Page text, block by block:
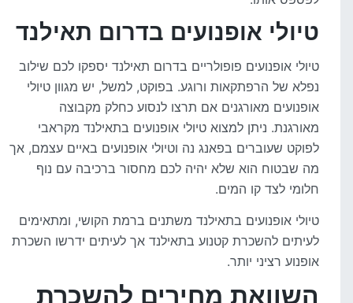
טיולי אופנועים בדרום תאילנד
טיולי אופנועים פופולריים בדרום תאילנד יספקו לכם שילוב
נפלא של הרפתקאות ורוגע. בפוקט, למשל, יש מגוון טיולי
אופנועים מאורגנים אם תרצו לנסוע כחלק מקבוצה
מאורגנת. ניתן למצוא טיולי אופנועים בתאילנד מקראבי
לפוקט שעוברים בפאנג נה וטיולי אופנועים באיים עצמם, אך
מה שבטוח הוא שלא יהיה לכם מחסור ברכיבה עם נוף
חלומי לצד קו המים.
טיולי אופנועים בתאילנד משתנים ברמת הקושי, ומתאימים
לעיתים להשכרת קטנוע בתאילנד אך לעיתים ידרשו השכרת
אופנוע רציני יותר.
השוואת מחירים להשכרת